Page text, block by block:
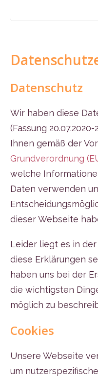
Datenschutz
Wir haben diese
(Fassung
Ihnen gemäß der
Grundverordnung
welche
Daten verwenden
dieser Webseite
Leider liegt es in
diese Erklärungen
haben uns bei der
die wichtigsten
möglich zu
Cookies
Unsere Webseite
um